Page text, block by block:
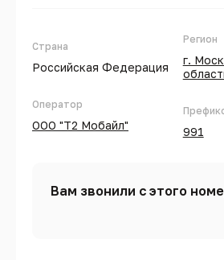
Страна
Российская Федерация
Оператор
ООО "Т2 Мобайл"
Регион
г.
991
Вам звонили с этого